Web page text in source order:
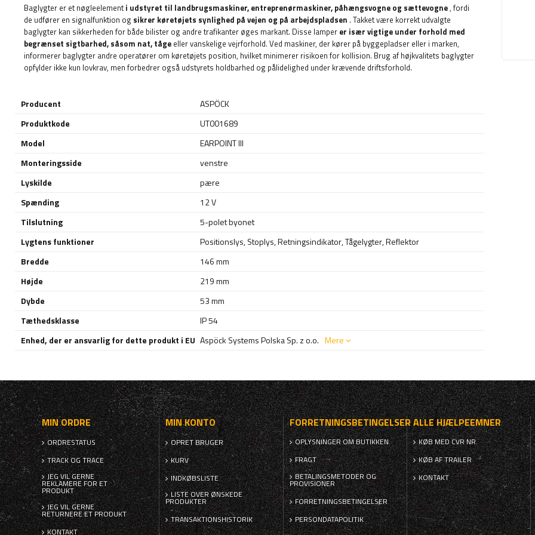
Baglygter er et nøgleelementi udstyret til landbrugsmaskiner, entreprenørmaskiner, påhængsvogne og sættevogne, fordi
de udfører en signalfunktion og sikrer køretøjets synlighed på vejen og på arbejdspladsen . Takket være korrekt udvalgte
baglygter kan sikkerheden for både bilister og andre trafikanter øges markant. Disse lamper er især vigtige under forhold med
begrænset sigtbarhed, såsom nat, tåge eller vanskelige vejrforhold. Ved maskiner, der kører på byggepladser eller i marken,
informerer baglygter andre operatører om køretøjets position, hvilket minimerer risikoen for kollision. Brug af højkvalitets baglygter
opfylder ikke kun lovkrav, men forbedrer også udstyrets holdbarhed og pålidelighed under krævende driftsforhold.
Producent
ASPÖCK
Produktkode
UT001689
Model
EARPOINT III
Monteringsside
venstre
Lyskilde
pære
Spænding
12 V
Tilslutning
5-polet byonet
Lygtens funktioner
Positionslys,Stoplys,Retningsindikator,Tågelygter,Reflektor
Bredde
146 mm
Højde
219 mm
Dybde
53 mm
Tæthedsklasse
IP 54
Enhed, der er ansvarlig for dette produkt i EU Aspöck Systems Polska Sp. z o.o. Mere
MIN ORDRE
ORDRESTATUS
TRACK OG TRACE
JEG VIL GERNE
REKLAMERE FOR ET
PRODUKT
JEG VIL GERNE
RETURNERE ET PRODUKT
KONTAKT
MIN KONTO
OPRET BRUGER
KURV
INDKØBSLISTE
LISTE OVER ØNSKEDE
PRODUKTER
TRANSAKTIONSHISTORIK
FORRETNINGSBETINGELSER
OPLYSNINGER OM BUTIKKEN
FRAGT
BETALINGSMETODER OG
PROVISIONER
FORRETNINGSBETINGELSER
PERSONDATAPOLITIK
ALLE HJÆLPEEMNER
KØB MED CVR NR.
KØB AF TRAILER
KONTAKT